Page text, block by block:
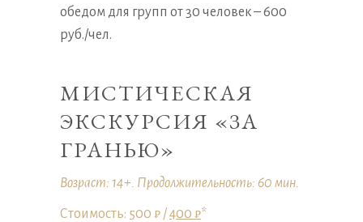
обедом для групп от 30 человек – 600
руб./чел.
МИСТИЧЕСКАЯ
ЭКСКУРСИЯ «ЗА
ГРАНЬЮ»
Возраст: 14+. Продолжительность: 60 мин.
Стоимость: 500 ₽ /400 ₽*